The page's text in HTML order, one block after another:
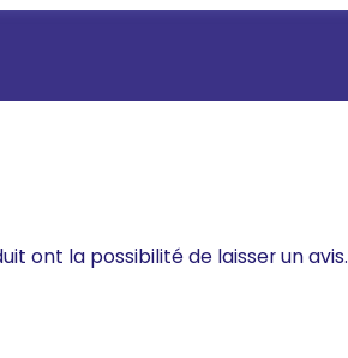
ont la possibilité de laisser un avis.